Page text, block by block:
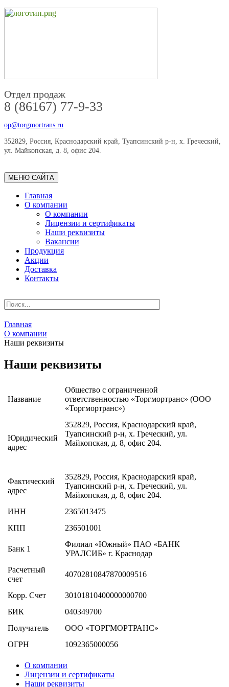
Отдел продаж
8 (86167) 77-9-33
op@torgmortrans.ru
352829, Россия, Краснодарский край, Туапсинский р-н, х. Греческий,
ул. Майкопская, д. 8, офис 204.
МЕНЮ САЙТА
Главная
О компании
О компании
Лицензии и сертификаты
Наши реквизиты
Вакансии
Продукция
Акции
Доставка
Контакты
Главная
О компании
Наши реквизиты
Наши реквизиты
Название
Общество с ограниченной
ответственностью «Торгмортранс» (ООО
«Торгмортранс»)
Юридический
адрес
352829, Россия, Краснодарский край,
Туапсинский р-н, х. Греческий, ул.
Майкопская, д. 8, офис 204.
Фактический
адрес
352829, Россия, Краснодарский край,
Туапсинский р-н, х. Греческий, ул.
Майкопская, д. 8, офис 204.
ИНН
2365013475
КПП
236501001
Банк 1
Филиал «Южный» ПАО «БАНК
УРАЛСИБ» г. Краснодар
Расчетный
счет
40702810847870009516
Корр. Счет
30101810400000000700
БИК
040349700
Получатель
ООО «ТОРГМОРТРАНС»
ОГРН
1092365000056
О компании
Лицензии и сертификаты
Наши реквизиты